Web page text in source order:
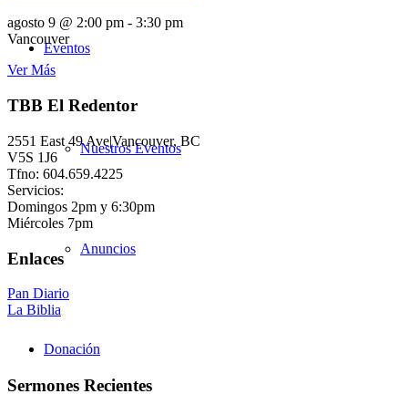
Eventos
Nuestros Eventos
Anuncios
Donación
agosto 9 @ 2:00 pm - 3:30 pm
Vancouver
Ver Más
TBB El Redentor
2551 East 49 Ave|Vancouver, BC
V5S 1J6
Tfno: 604.659.4225
Servicios:
Domingos 2pm y 6:30pm
Miércoles 7pm
Enlaces
Pan Diario
La Biblia
Sermones Recientes